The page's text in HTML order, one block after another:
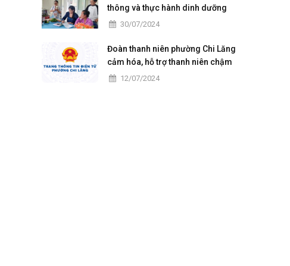
thông và thực hành dinh dưỡng
cho các bà mẹ có con nhỏ trên
30/07/2024
Đoàn thanh niên phường Chi Lăng
cảm hóa, hỗ trợ thanh niên chậm
tiến12/07/2024